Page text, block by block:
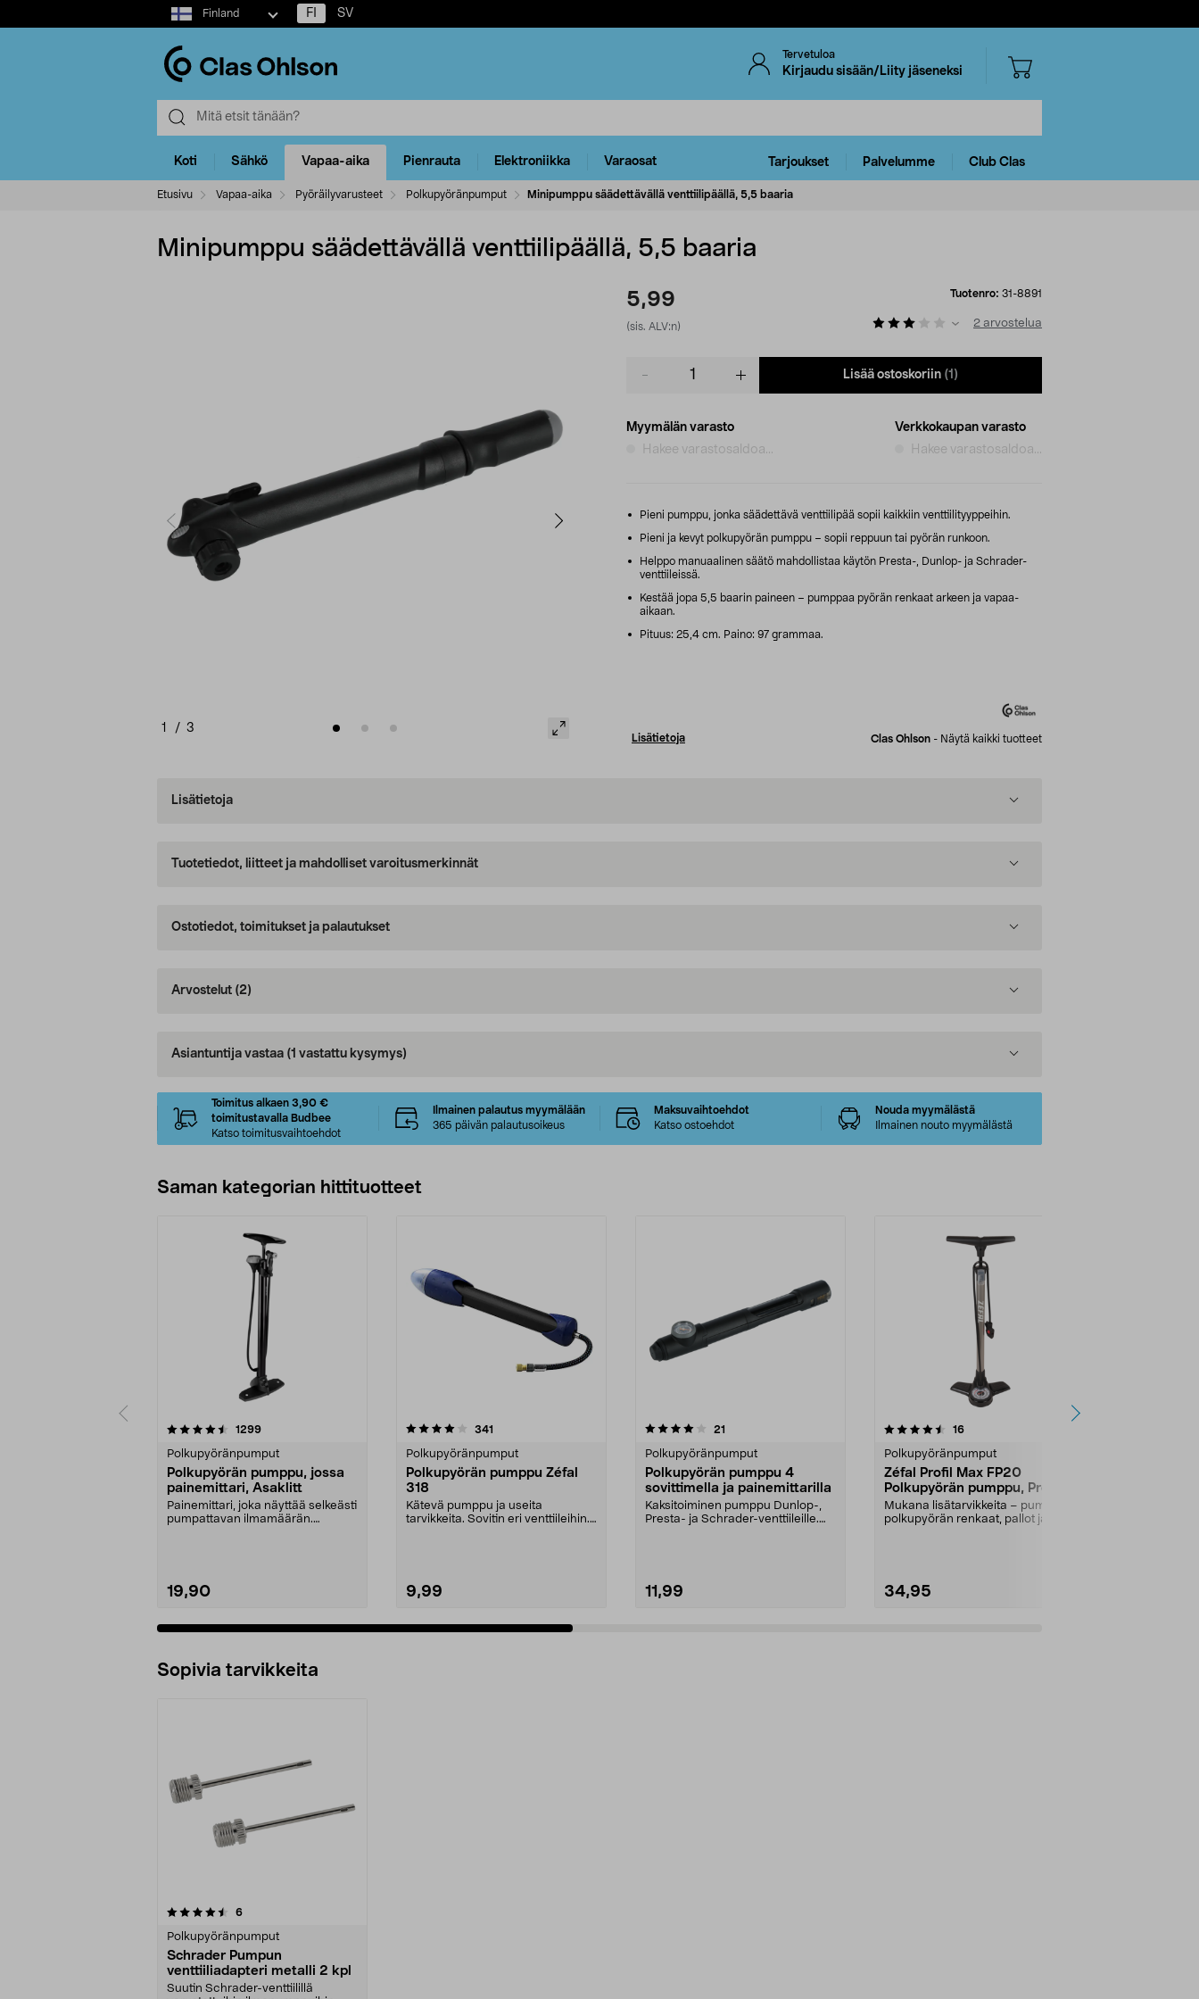
Select
market
Finland FI SV
Tervetuloa
Kirjaudu sisään/Liity jäseneksi
Koti Sähkö Vapaa-aika Pienrauta Elektroniikka Varaosat Tarjoukset Palvelumme Club Clas
Etusivu Vapaa-aika Pyöräilyvarusteet Polkupyöränpumput Minipumppu säädettävällä venttiilipäällä, 5,5 baaria
Minipumppu säädettävällä venttiilipäällä, 5,5 baaria
1 / 3
5,99
(sis. ALV:n)
Tuotenro: 31-8891
2 arvostelua
Lisää ostoskoriin (1)
Myymälän varasto
Hakee varastosaldoa...
Verkkokaupan varasto
Hakee varastosaldoa...
Pieni pumppu, jonka säädettävä venttiilipää sopii kaikkiin venttiilityyppeihin.
Pieni ja kevyt polkupyörän pumppu – sopii reppuun tai pyörän runkoon.
Helppo manuaalinen säätö mahdollistaa käytön Presta-, Dunlop- ja Schrader-
venttiileissä.
Kestää jopa 5,5 baarin paineen – pumppaa pyörän renkaat arkeen ja vapaa-
aikaan.
Pituus: 25,4 cm. Paino: 97 grammaa.
Lisätietoja Clas Ohlson - Näytä kaikki tuotteet
Lisätietoja
Tuotetiedot, liitteet ja mahdolliset varoitusmerkinnät
Ostotiedot, toimitukset ja palautukset
Arvostelut (2)
Asiantuntija vastaa (1 vastattu kysymys)
Toimitus alkaen 3,90 €
toimitustavalla Budbee
Katso toimitusvaihtoehdot
Ilmainen palautus myymälään
365 päivän palautusoikeus
Maksuvaihtoehdot
Katso ostoehdot
Nouda myymälästä
Ilmainen nouto myymälästä
Saman kategorian hittituotteet
1299arvostelut
Polkupyöränpumput
Polkupyörän pumppu, jossa
painemittari, Asaklitt
Painemittari, joka näyttää selkeästi
pumpattavan ilmamäärän.
19,90
4.0 viidestä
341
Polkupyöränpumput
Polkupyörän pumppu Zéfal
318
Kätevä pumppu ja useita
tarvikkeita. Sovitin eri venttiileihin.
9,99
4.0 viidestä
21
Polkupyöränpumput
Polkupyörän pumppu 4
sovittimella ja painemittarilla
Kaksitoiminen pumppu Dunlop-,
Presta- ja Schrader-venttiileille.
11,99
4.5 viidestä
16arvostelut
Polkupyöränpumput
Zéfal Profil Max FP20
Polkupyörän pumppu, Presta,
Schrader, Dunlop
Mukana lisätarvikkeita – pumppaa
polkupyörän renkaat, pallot ja
34,95
3.5 viidestä
Sopivia tarvikkeita
6arvostelut
Polkupyöränpumput
Schrader Pumpun
venttiiliadapteri metalli 2 kpl
Suutin Schrader-venttiilillä